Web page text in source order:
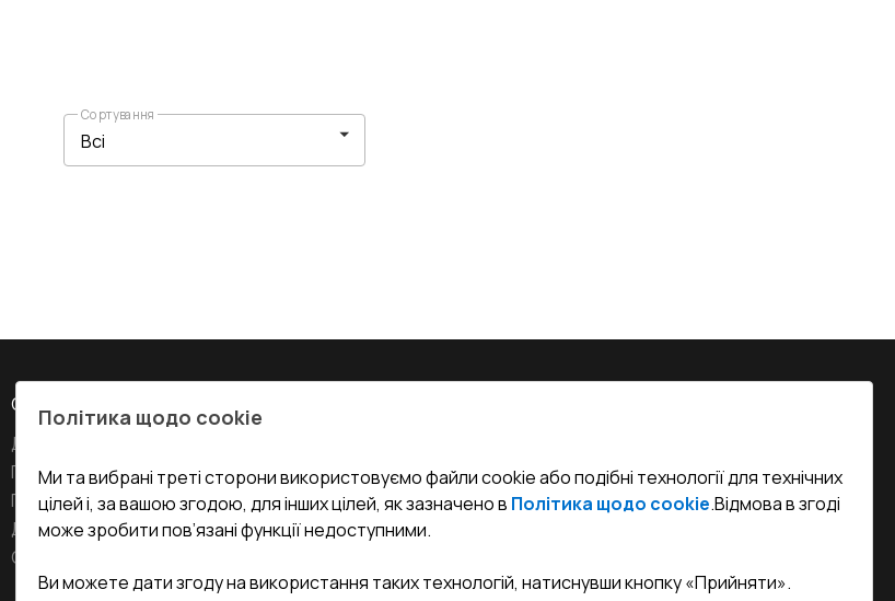
Сортування
СЕРВІС ТА ОБЛУГОВУВАННЯ:
Доставка і Оплата
Гарантія та Сервіс
Повернення товару
Договір публічної оферти
Співпраця з нами
undefined(undefined)
i.mgr3@korsa.ua
Політика щодо cookie
Ми та вибрані треті сторони використовуємо файли cookie або подібні технології для технічних
цілей і, за вашою згодою, для інших цілей, як зазначено в Політика щодо cookie.Відмова в згоді
може зробити пов’язані функції недоступними.
Ви можете дати згоду на використання таких технологій, натиснувши кнопку «Прийняти».